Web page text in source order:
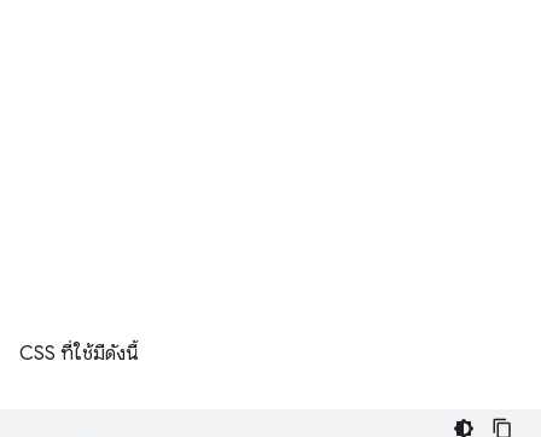
CSS ที่ใช้มีดังนี้